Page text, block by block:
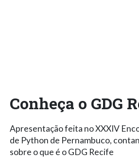
Conheça o GDG
Apresentação feita no XXXIV
de Python de Pernambuco,
sobre o que é o GDG Recife